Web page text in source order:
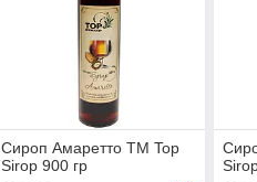
Сироп Амаретто ТМ Top
Sirop 900 гр